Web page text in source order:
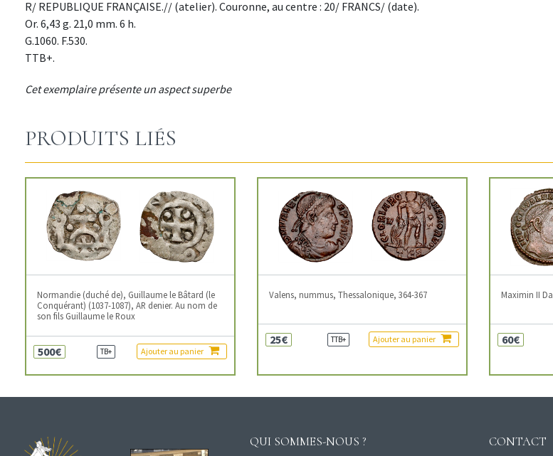
R/ REPUBLIQUE FRANÇAISE.// (atelier). Couronne, au centre : 20/ FRANCS/ (date).
Or. 6,43 g. 21,0 mm. 6 h.
G.1060. F.530.
TTB+.
Cet exemplaire présente un aspect superbe
PRODUITS LIÉS
Normandie (duché de), Guillaume le Bâtard (le
Conquérant) (1037-1087), AR denier. Au nom de
son fils Guillaume le Roux
500€ TB+ Ajouter au panier
Valens, nummus, Thessalonique, 364-367
25€ TTB+ Ajouter au panier
Maximin II
60€
QUI SOMMES-NOUS ? CONTACT